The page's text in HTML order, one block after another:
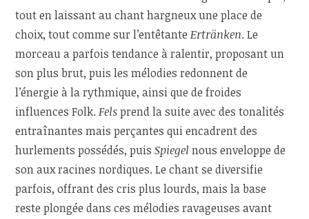
tout en laissant au chant hargneux une place de
choix, tout comme sur l’entêtanteErtränken. Le
morceau a parfois tendance à ralentir, proposant un
son plus brut, puis les mélodies redonnent de
l’énergie à la rythmique, ainsi que de froides
influences Folk.Felsprend la suite avec des tonalités
entraînantes mais perçantes qui encadrent des
hurlements possédés, puisSpiegel nous enveloppe de
son aux racines nordiques. Le chant se diversifie
parfois, offrant des cris plus lourds, mais la base
reste plongée dans ces mélodies ravageuses avant